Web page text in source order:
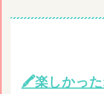
🖍楽しかった